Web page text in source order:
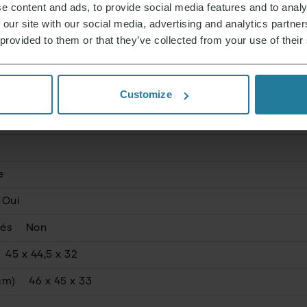
content and ads, to provide social media features and to
site with our social media, advertising and analytics
to them or that they’ve collected from your use of
Customize
C (CEE 7/16)
Oui
Non
45 x 44,5 x 32
46 x 45 x 33